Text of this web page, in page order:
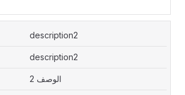
description2
description2
الوصف 2